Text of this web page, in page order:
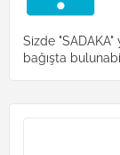
Sizde
bağışta